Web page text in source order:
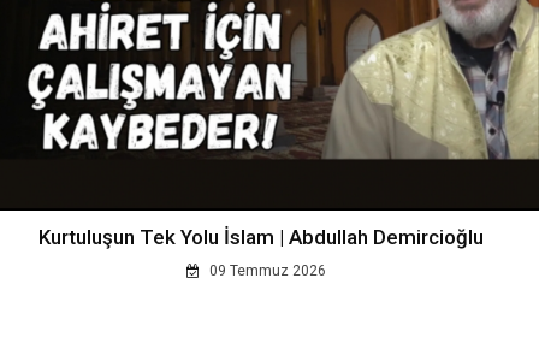
Kurtuluşun Tek Yolu İslam | Abdullah Demircioğlu
09 Temmuz 2026